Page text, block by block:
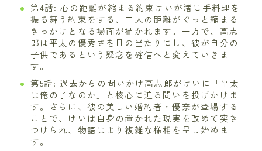
第4話: 心の距離が縮まる約束けいが渚に手料理を
振る舞う約束をする、二人の距離がぐっと縮まる
きっかけとなる場面が描かれます。一方で、高志
郎は平太の優秀さを目の当たりにし、彼が自分の
子供であるという疑念を確信へと変えていきま
す。
第5話: 過去からの問いかけ高志郎がけいに「平太
は俺の子なのか」と核心に迫る問いを投げかけま
す。さらに、彼の美しい婚約者・優奈が登場する
ことで、けいは自身の置かれた現実を改めて突き
つけられ、物語はより複雑な様相を呈し始めま
す。